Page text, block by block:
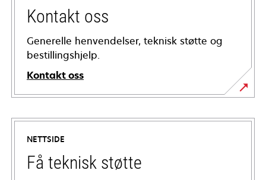
Kontakt oss
Generelle henvendelser, teknisk støtte og
bestillingshjelp.
Kontakt oss
NETTSIDE
Få teknisk støtte